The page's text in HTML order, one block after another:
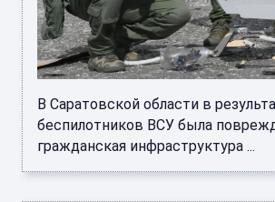
В Саратовской области в
беспилотников ВСУ была
гражданская инфраструктура ...